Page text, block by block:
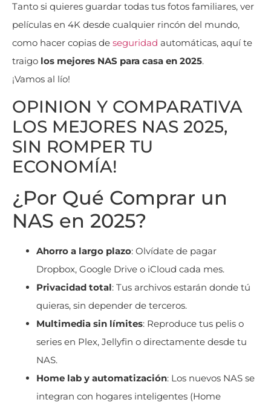
Tanto si quieres guardar todas tus fotos familiares, ver
películas en 4K desde cualquier rincón del mundo,
como hacer copias de seguridad automáticas, aquí te
traigo los mejores NAS para casa en 2025.
¡Vamos al lío!
OPINION Y COMPARATIVA
LOS MEJORES NAS 2025,
SIN ROMPER TU
ECONOMÍA!
¿Por Qué Comprar un
NAS en 2025?
Ahorro a largo plazo: Olvídate de pagar
Dropbox, Google Drive o iCloud cada mes.
Privacidad total: Tus archivos estarán donde tú
quieras, sin depender de terceros.
Multimedia sin límites: Reproduce tus pelis o
series en Plex, Jellyfin o directamente desde tu
NAS.
Home lab y automatización: Los nuevos NAS se
integran con hogares inteligentes (Home